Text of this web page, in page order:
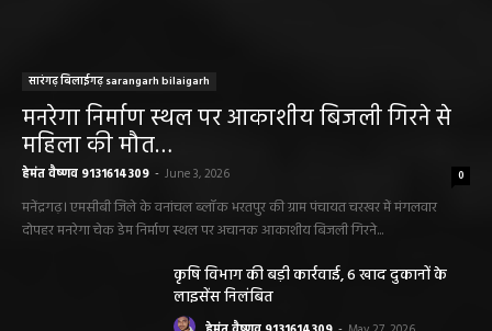
सारंगढ़ बिलाईगढ़ sarangarh bilaigarh
मनरेगा निर्माण स्थल पर आकाशीय बिजली गिरने से
महिला की मौत…
हेमंत वैष्णव 9131614309 - June 3, 2026 0
मनेंद्रगढ़। एमसीबी जिले के वनांचल ब्लॉक भरतपुर की ग्राम पंचायत चरखर में मंगलवार
दोपहर मनरेगा चेक डेम निर्माण स्थल पर अचानक आकाशीय बिजली गिरने...
कृषि विभाग की बड़ी कार्रवाई, 6 खाद दुकानों के
लाइसेंस निलंबित